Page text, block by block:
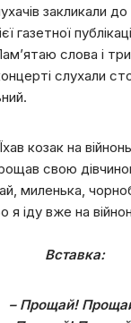
закликали
газетної
слова і три
слухали
Їхав козак на
свою
миленька,
я іду вже на
Вставка:
– Прощай!